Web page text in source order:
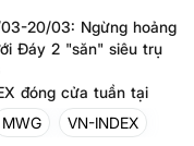
20/03: Ngừng hoảng
Đáy 2 "săn" siêu trụ
đóng cửa tuần tại
trường đang bước vào
rủi ro. Thực tế,
MWG VN-INDEX